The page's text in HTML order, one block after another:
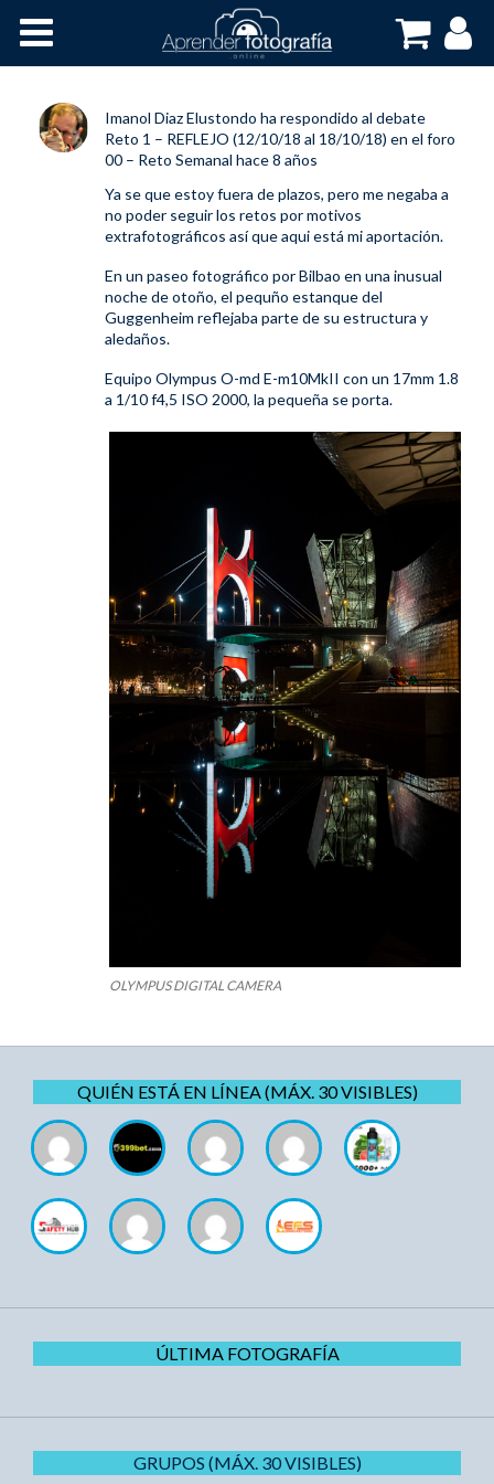
Cursos OnLine
Imanol Diaz Elustondo ha respondido al debate
Reto 1 – REFLEJO (12/10/18 al 18/10/18) en el foro
00 – Reto Semanal hace 8 años
Ya se que estoy fuera de plazos, pero me negaba a
no poder seguir los retos por motivos
extrafotográficos así que aqui está mi aportación.
En un paseo fotográfico por Bilbao en una inusual
noche de otoño, el pequño estanque del
Guggenheim reflejaba parte de su estructura y
aledaños.
Equipo Olympus O-md E-m10MkII con un 17mm 1.8
a 1/10 f4,5 ISO 2000, la pequeña se porta.
OLYMPUS DIGITAL CAMERA
QUIÉN ESTÁ EN LÍNEA (MÁX. 30 VISIBLES)
ÚLTIMA FOTOGRAFÍA
GRUPOS (MÁX. 30 VISIBLES)